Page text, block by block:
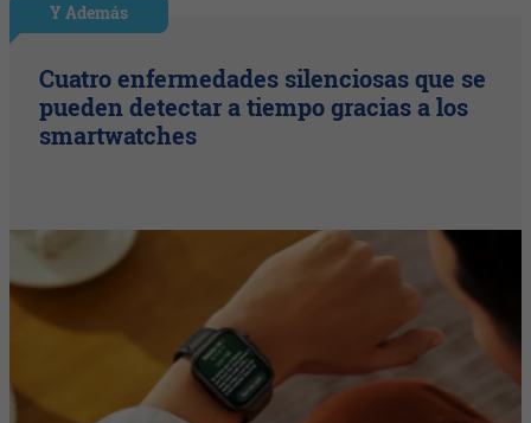
Y Además
Cuatro enfermedades silenciosas que se
pueden detectar a tiempo gracias a los
smartwatches